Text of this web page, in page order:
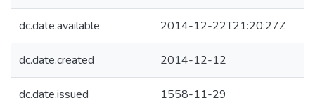
dc.date.available 2014-12-22T21:20:27Z
dc.date.created 2014-12-12
dc.date.issued 1558-11-29